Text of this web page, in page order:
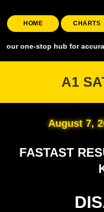
HOME CHARTS
hub for accurate and
A1
August 7,
FASTAST